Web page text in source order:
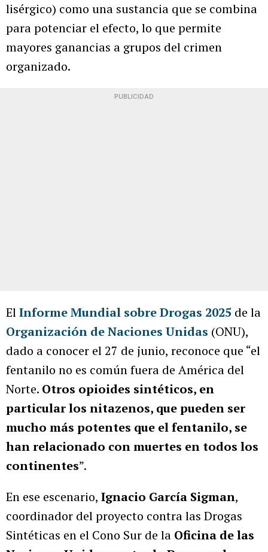
lisérgico) como una sustancia que se combina
para potenciar el efecto, lo que permite
mayores ganancias a grupos del crimen
organizado.
PUBLICIDAD
ElInforme Mundial sobre Drogas 2025 de la
Organización de Naciones Unidas (ONU),
dado a conocer el 27 de junio, reconoce que “el
fentanilo no es común fuera de América del
Norte. Otros opioides sintéticos, en
particular los nitazenos, que pueden ser
mucho más potentes que el fentanilo, se
han relacionado con muertes en todos los
continentes”.
En ese escenario, Ignacio García Sigman,
coordinador del proyecto contra las Drogas
Sintéticas en el Cono Sur de la Oficina de las